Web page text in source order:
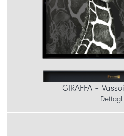
GIRAFFA –
Dettagli